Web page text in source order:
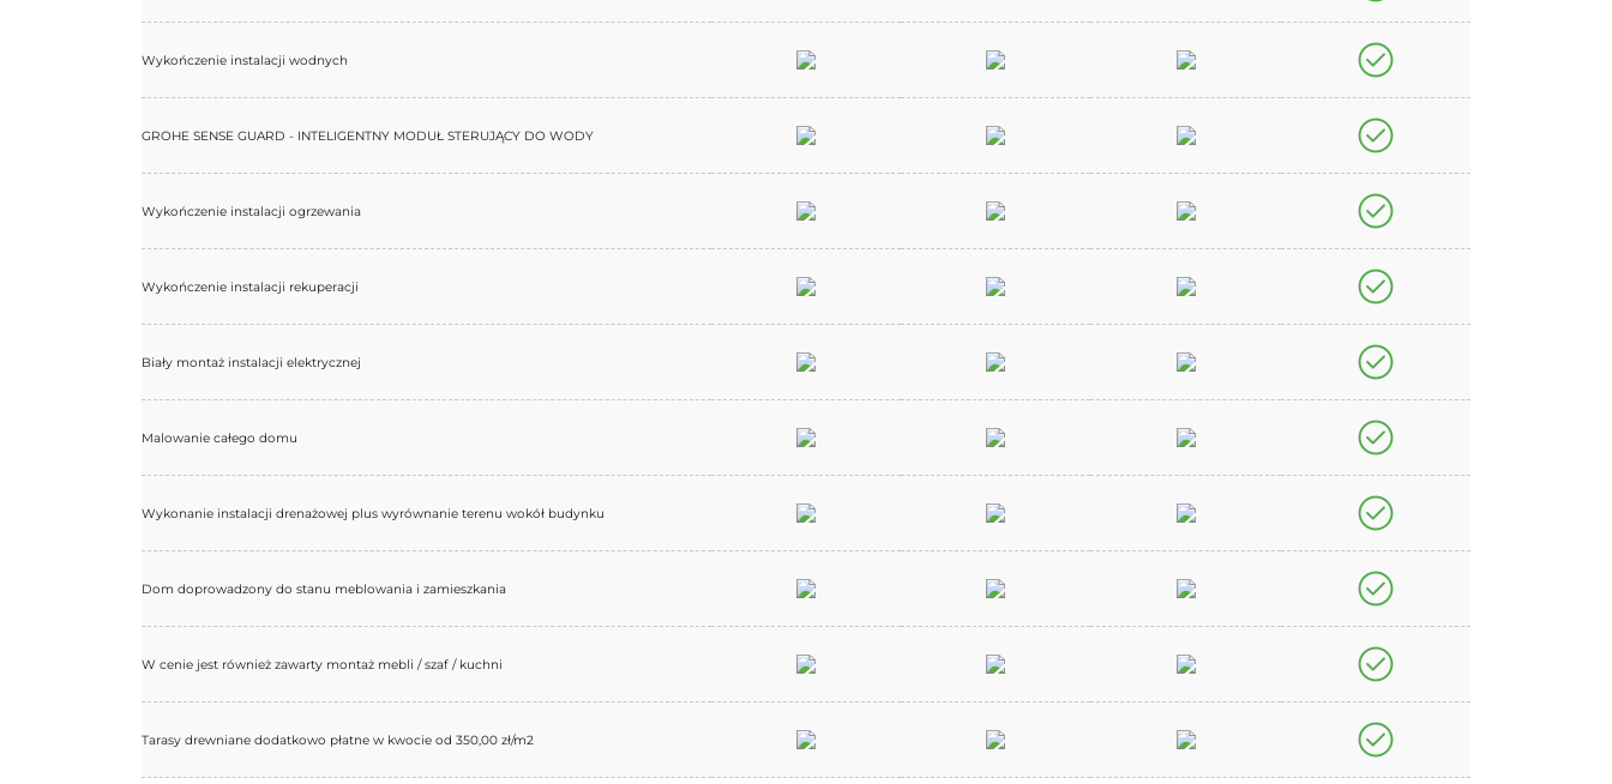
Wykończenie instalacji wodnych
GROHE SENSE GUARD - INTELIGENTNY MODUŁ STERUJĄCY DO WODY
Wykończenie instalacji ogrzewania
Wykończenie instalacji rekuperacji
Biały montaż instalacji elektrycznej
Malowanie całego domu
Wykonanie instalacji drenażowej plus wyrównanie terenu wokół budynku
Dom doprowadzony do stanu meblowania i zamieszkania
W cenie jest również zawarty montaż mebli / szaf / kuchni
Tarasy drewniane dodatkowo płatne w kwocie od 350,00 zł/m2